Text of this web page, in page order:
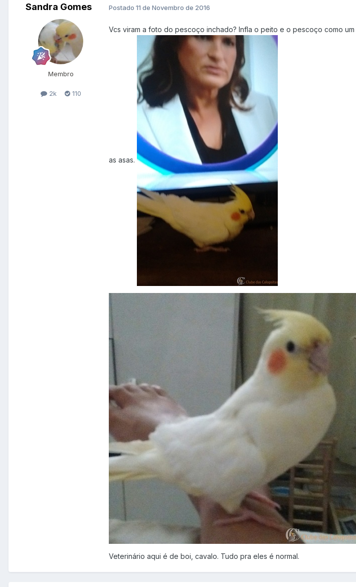
Sandra Gomes
Membro
2k 110
Postado 11 de Novembro de 2016
Vcs viram a foto do pescoço inchado? Infla o peito e o pescoço como
as asas.
Veterinário aqui é de boi, cavalo. Tudo pra eles é normal.